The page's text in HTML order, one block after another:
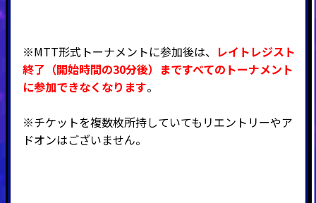
※MTT形式トーナメントに参加後は、 レイトレジスト
終了（開始時間の30分後）まですべてのトーナメント
に参加できなくなります。
※チケットを複数枚所持していてもリエントリーやア
ドオンはございません。